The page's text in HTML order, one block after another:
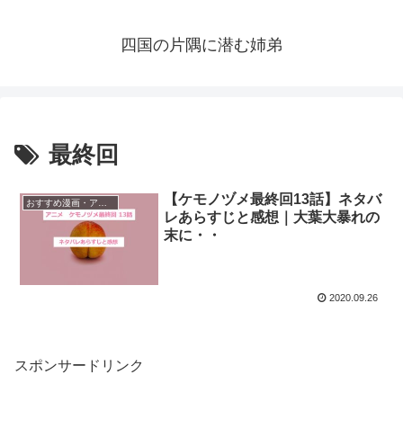
四国の片隅に潜む姉弟
最終回
【ケモノヅメ最終回13話】ネタバ
レあらすじと感想｜大葉大暴れの
末に・・
2020.09.26
スポンサードリンク